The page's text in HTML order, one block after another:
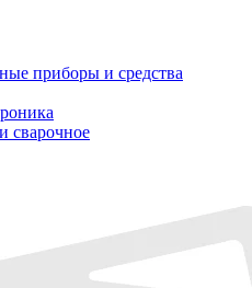
приборы и средства
сварочное